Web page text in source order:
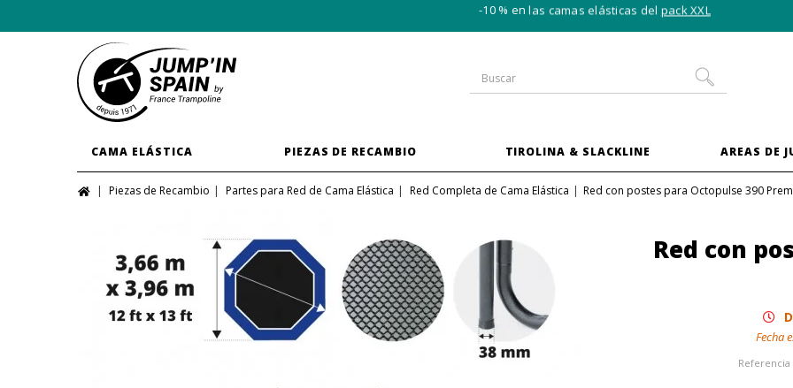
-10 % en las camas elásticas delpack XXL
CAMA ELÁSTICA PIEZAS DE RECAMBIO TIROLINA & SLACKLINE AREAS DE
Piezas de Recambio Partes para Red de Cama Elástica Red Completa de Cama Elástica Red con postes para Octopulse 390
Red con
Fecha
Referencia